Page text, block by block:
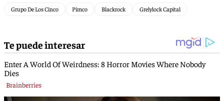
Grupo De Los Cinco Pimco Blackrock Grelylock Capital